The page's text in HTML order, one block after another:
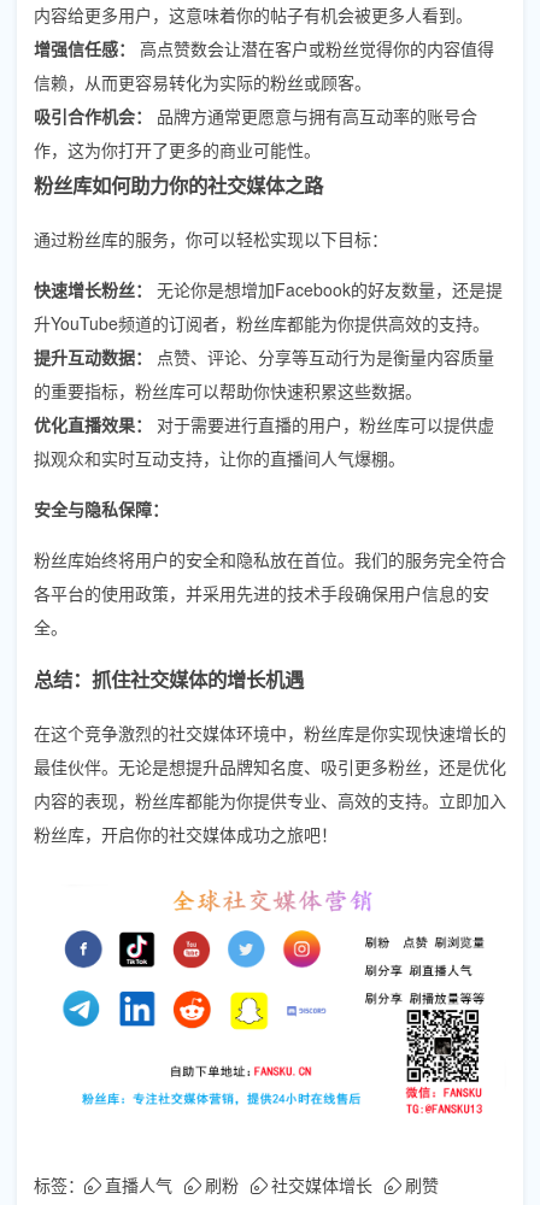
内容给更多用户，这意味着你的帖子有机会被更多人看到。
增强信任感：
高点赞数会让潜在客户或粉丝觉得你的内容值得
信赖，从而更容易转化为实际的粉丝或顾客。
吸引合作机会：
品牌方通常更愿意与拥有高互动率的账号合
作，这为你打开了更多的商业可能性。
粉丝库如何助力你的社交媒体之路
通过粉丝库的服务，你可以轻松实现以下目标：
快速增长粉丝：
无论你是想增加Facebook的好友数量，还是提
升YouTube频道的订阅者，粉丝库都能为你提供高效的支持。
提升互动数据：
点赞、评论、分享等互动行为是衡量内容质量
的重要指标，粉丝库可以帮助你快速积累这些数据。
优化直播效果：
对于需要进行直播的用户，粉丝库可以提供虚
拟观众和实时互动支持，让你的直播间人气爆棚。
安全与隐私保障：
粉丝库始终将用户的安全和隐私放在首位。我们的服务完全符合
各平台的使用政策，并采用先进的技术手段确保用户信息的安
全。
总结：抓住社交媒体的增长机遇
在这个竞争激烈的社交媒体环境中，粉丝库是你实现快速增长的
最佳伙伴。无论是想提升品牌知名度、吸引更多粉丝，还是优化
内容的表现，粉丝库都能为你提供专业、高效的支持。立即加入
粉丝库，开启你的社交媒体成功之旅吧！
标签： 直播人气 刷粉 社交媒体增长
刷赞